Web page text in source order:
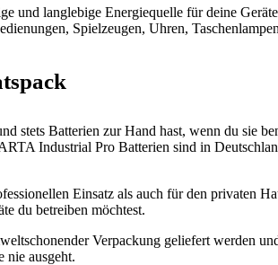
langlebige Energiequelle für deine
Spielzeugen, Uhren,
stets Batterien zur Hand hast, wenn du sie
Industrial Pro Batterien sind in
Einsatz als auch für den privaten
du betreiben möchtest.
Verpackung geliefert werden
nie ausgeht.